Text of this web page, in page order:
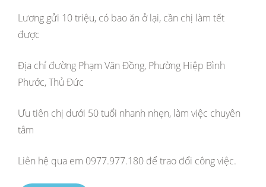
Lương gửi 10 triệu, có bao ăn ở lại, cần chị làm tết
được
Địa chỉ đường Phạm Văn Đồng, Phường Hiệp Bình
Phước, Thủ Đức
Ưu tiên chị dưới 50 tuổi nhanh nhẹn, làm việc chuyên
tâm
Liên hệ qua em 0977.977.180 để trao đổi công việc.